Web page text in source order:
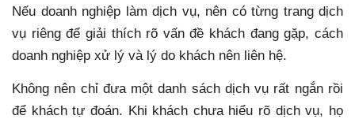
Nếu doanh nghiệp làm dịch vụ, nên có từng trang dịch
vụ riêng để giải thích rõ vấn đề khách đang gặp, cách
doanh nghiệp xử lý và lý do khách nên liên hệ.
Không nên chỉ đưa một danh sách dịch vụ rất ngắn rồi
để khách tự đoán. Khi khách chưa hiểu rõ dịch vụ, họ